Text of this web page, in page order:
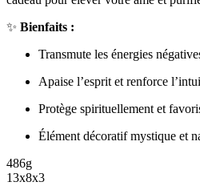
✨ Bienfaits :
Transmute les énergies
Apaise l’esprit et renforce
Protège spirituellement et
Élément décoratif mystique et
486g
13x8x3